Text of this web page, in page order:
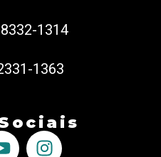
1314
1363